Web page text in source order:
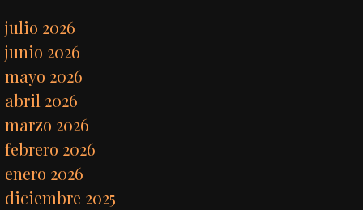
julio 2026
junio 2026
mayo 2026
abril 2026
marzo 2026
febrero 2026
enero 2026
diciembre 2025